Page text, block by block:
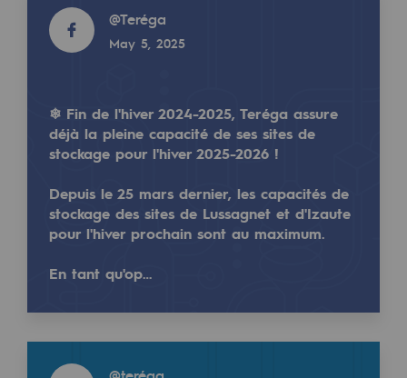
Hydrogen Objective
CCUS zero CO2 objective
The Lab
Committed actor
Committed actor
BE POSITIF, the environmental
@Teréga
May 5, 2025
❄ Fin de l'hiver 2024-2025, Teréga assure
déjà la pleine capacité de ses sites de
stockage pour l'hiver 2025-2026 !
Depuis le 25 mars dernier, les capacités de
stockage des sites de Lussagnet et d'Izaute
pour l'hiver prochain sont au maximum.
En tant qu'op…